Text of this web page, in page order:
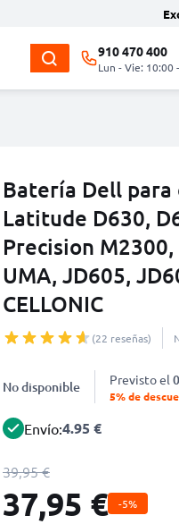
910 470 400
Lun - Vie: 10:00
Batería Dell
Latitude D630,
Precision M2300,
UMA, JD605,
CELLONIC
(22 reseñas)
No disponible Previsto el
5% de
Envío:4.95 €
39,95 €
37,95 € -5%